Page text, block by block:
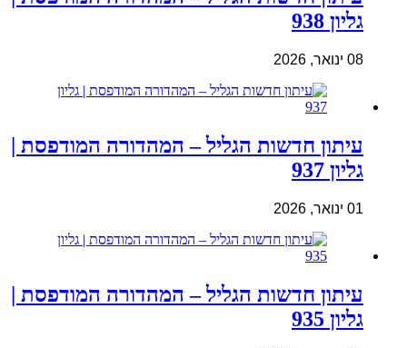
גליון 938
08 ינואר, 2026
עיתון חדשות הגליל – המהדורה המודפסת |
גליון 937
01 ינואר, 2026
עיתון חדשות הגליל – המהדורה המודפסת |
גליון 935